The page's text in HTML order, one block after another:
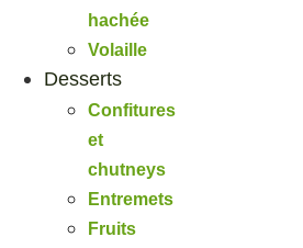
hachée
Volaille
Desserts
Confitures
et
chutneys
Entremets
Fruits